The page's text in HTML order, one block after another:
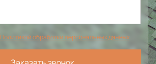
Политикой обработки персональных данных